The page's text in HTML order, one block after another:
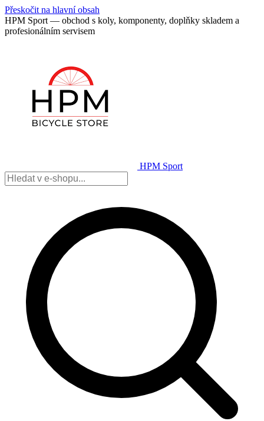
Přeskočit na hlavní obsah
HPM Sport — obchod s koly, komponenty, doplňky skladem a
profesionálním servisem
HPM Sport